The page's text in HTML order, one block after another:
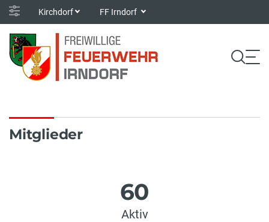
Kirchdorf FF Irndorf
Mitglieder
60
Aktiv